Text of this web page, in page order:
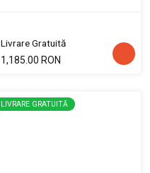
Livrare Gratuită
1,185.00 RON
LIVRARE GRATUITĂ